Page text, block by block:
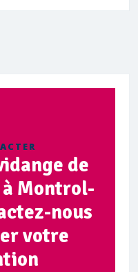
de
Montrol-
nous
votre